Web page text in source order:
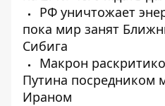
РФ уничтожает
пока мир занят
Сибига
Макрон
Путина посредником
Ираном